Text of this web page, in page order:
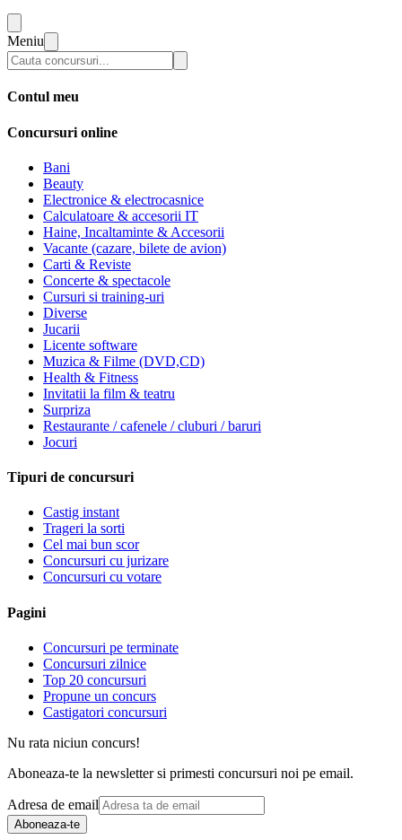
Meniu
Contul meu
Concursuri online
Bani
Beauty
Electronice & electrocasnice
Calculatoare & accesorii IT
Haine, Incaltaminte & Accesorii
Vacante (cazare, bilete de avion)
Carti & Reviste
Concerte & spectacole
Cursuri si training-uri
Diverse
Jucarii
Licente software
Muzica & Filme (DVD,CD)
Health & Fitness
Invitatii la film & teatru
Surpriza
Restaurante / cafenele / cluburi / baruri
Jocuri
Tipuri de concursuri
Castig instant
Trageri la sorti
Cel mai bun scor
Concursuri cu jurizare
Concursuri cu votare
Pagini
Concursuri pe terminate
Concursuri zilnice
Top 20 concursuri
Propune un concurs
Castigatori concursuri
Nu rata niciun concurs!
Aboneaza-te la newsletter si primesti concursuri noi pe email.
Adresa de email
Aboneaza-te